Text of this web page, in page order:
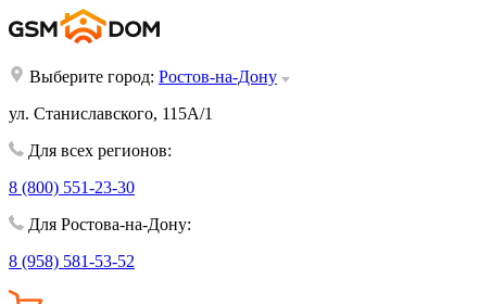
Выберите город: Ростов-на-Дону
ул. Станиславского, 115А/1
Для всех регионов:
8 (800) 551-23-30
Для Ростова-на-Дону:
8 (958) 581-53-52